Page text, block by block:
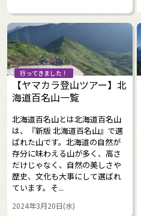
行ってきました！
【ヤマカラ登山ツアー】北
海道百名山一覧
北海道百名山とは北海道百名山
は、『新版 北海道百名山』で選
ばれた山です。北海道の自然が
存分に味わえる山が多く、高さ
だけじゃなく、自然の美しさや
歴史、文化も大事にして選ばれ
ています。そ...
2024年3月20日(水)